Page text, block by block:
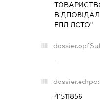
ЕПЛ ЛОТО"
-
dossier.edrpo:
41511856